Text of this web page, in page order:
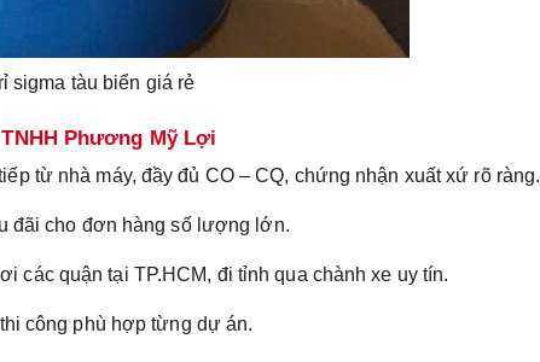
sigma tàu biển giá rẻ
Phương Mỹ Lợi
từ nhà máy, đầy đủ CO – CQ, chứng nhận xuất xứ rõ ràng.
đãi cho đơn hàng số lượng lớn.
các quận tại TP.HCM, đi tỉnh qua chành xe uy tín.
công phù hợp từng dự án.